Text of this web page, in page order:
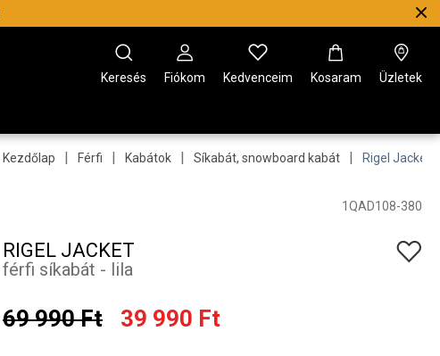
Keresés Fiókom Kedvenceim Kosaram Üzletek
Kezdőlap | Férfi | Kabátok | Síkabát, snowboard kabát | Rigel Jacket
1QAD108-380
RIGEL JACKET
férfi síkabát - lila
69 990 Ft 39 990 Ft